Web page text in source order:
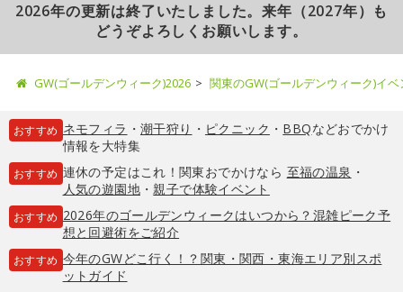
2026年の更新は終了いたしました。来年（2027年）も
どうぞよろしくお願いします。
GW(ゴールデンウィーク)2026 関東のGW(ゴールデンウィーク)イ
おすすめ ネモフィラ ・ 潮干狩り ・ ピクニック ・ BBQなどおでかけ
情報を大特集
おすすめ 連休の予定はこれ！関東おでかけなら 至福の温泉 ・
人気の遊園地・親子で体験イベント
おすすめ 2026年のゴールデンウィークはいつから？混雑ピーク予
想と回避術をご紹介
おすすめ 今年のGWどこ行く！？関東・関西・東海エリア別スポ
ットガイド